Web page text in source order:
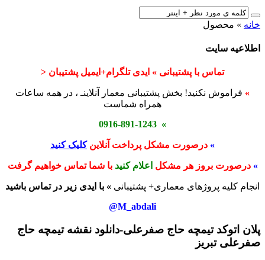
خانه » محصول
اطلاعیه سایت
تماس با پشتیبانی » ایدی تلگرام+ایمیل پشتیبان <
» فراموش نکنید! بخش پشتیبانی معمار آنلاینـ ، در همه ساعات
همراه شماست
» 0916-891-1243
» درصورت مشکل پرداخت آنلاینکلیک کنید
» درصورت بروز هر مشکل اعلام کنید با شما تماس خواهیم گرفت
انجام کلیه پروژهای معماری+ پشتیبانی » با ایدی زیر در تماس باشید
M_abdali@
پلان اتوکد تیمچه حاج صفرعلی-دانلود نقشه تیمچه حاج
صفرعلی تبریز